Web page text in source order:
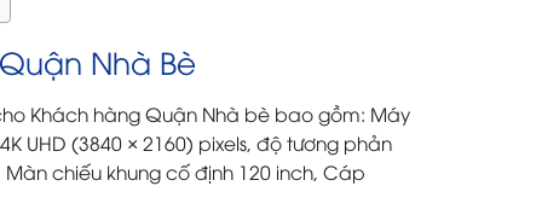
Nhà Bè
Khách hàng Quận Nhà bè bao gồm: Máy
UHD (3840 × 2160) pixels, độ tương phản
chiếu khung cố định 120 inch, Cáp